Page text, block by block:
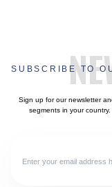
SUBSCRIBE TO
Sign up for our newsletter
segments in your